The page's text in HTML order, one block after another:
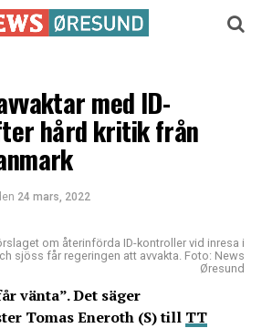
med ID-
hård kritik från
24 mars, 2022
om återinförda ID-kontroller vid inresa i
sjöss får regeringen att avvakta. Foto: News
Øresund
vänta”. Det säger
Tomas Eneroth (S) till TT